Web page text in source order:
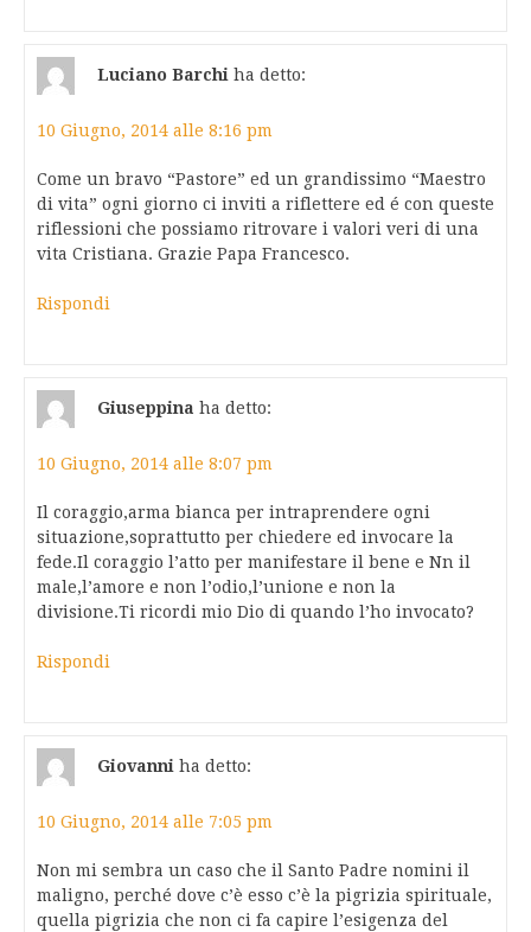
Luciano Barchi ha detto:
10 Giugno, 2014 alle 8:16 pm
Come un bravo “Pastore” ed un grandissimo “Maestro
di vita” ogni giorno ci inviti a riflettere ed é con queste
riflessioni che possiamo ritrovare i valori veri di una
vita Cristiana. Grazie Papa Francesco.
Rispondi
Giuseppina ha detto:
10 Giugno, 2014 alle 8:07 pm
Il coraggio,arma bianca per intraprendere ogni
situazione,soprattutto per chiedere ed invocare la
fede.Il coraggio l’atto per manifestare il bene e Nn il
male,l’amore e non l’odio,l’unione e non la
divisione.Ti ricordi mio Dio di quando l’ho invocato?
Rispondi
Giovanni ha detto:
10 Giugno, 2014 alle 7:05 pm
Non mi sembra un caso che il Santo Padre nomini il
maligno, perché dove c’è esso c’è la pigrizia spirituale,
quella pigrizia che non ci fa capire l’esigenza del